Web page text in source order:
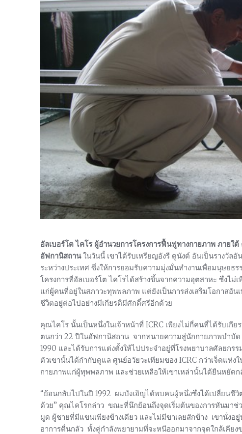
อัลเบอร์โต ไคโร ผู้อำนวยการโครงการฟื้นฟูทางกายภาพ ภายใ
อัฟกานิสถานในวันนี้ เขาได้รับเหรียญอังรี ดูนังต์ อันเป็นรางวัล
ระหว่างประเทศ ซึ่งให้การยอมรับความมุ่งมั่นทำงานเพื่อมนุษยธ
โครงการที่อัลเบอร์โต ไคโรได้สร้างขึ้นจากความอุตสาหะ ซึ่งไ
แก่ผู้คนที่อยู่ในสภาวะทุพพลภาพ แต่ยังเป็นการส่งเสริมโอกาสอัน
ชีวิตอยู่ต่อไปอย่างมีเกียรติมีศักดิ์ศรีอีกด้วย
คุณไคโร นั้นเป็นหนึ่งในเจ้าหน้าที่ ICRC เพียงไม่กี่คนที่ได้รับเ
ตนกว่า 22 ปีในอัฟกานิสถาน จากทนายความสู่นักกายภาพบำบัด
1990 และได้รับการแต่งตั้งให้ไปประจำอยู่ที่โรงพยาบาลศัลยกร
ตัวเขานั้นได้กำกับดูแล ศูนย์อวัยวะเทียมของ ICRC กว่าเจ็ดแห่
กายภาพแก่ผู้ทุพพลภาพ และช่วยเหลือให้เขาเหล่านั้นได้ยืนหยัด
“ย้อนกลับไปในปี 1992 ผมบังเอิญได้พบคนผู้หนึ่งซึ่งได้เปลี่ยนชี
ด้วย” คุณไคโรกล่าว ขณะที่นึกย้อนถึงจุดเริ่มต้นของการหันมาช่
มูด ผู้ชายที่มีแขนเพียงข้างเดียว และไม่มีขาเลยสักข้าง เขานั่ง
อาการตื่นกลัว ทั้งคู่กำลังพยายามที่จะหนีออกมาจากจุดใกล้เคียง